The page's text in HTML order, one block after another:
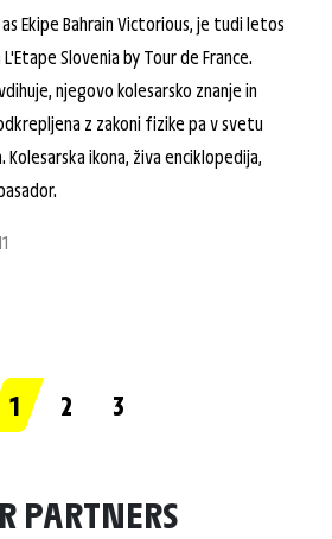
Ekipe Bahrain Victorious, je tudi letos
Slovenia by Tour de France.
njegovo kolesarsko znanje in
z zakoni fizike pa v svetu
ikona, živa enciklopedija,
1 2 3
PARTNERS